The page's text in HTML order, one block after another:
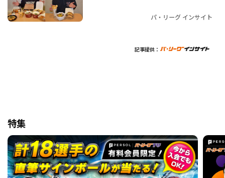
パ・リーグ インサイト
記事提供：
特集